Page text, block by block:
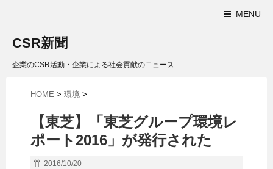
MENU
CSR新聞
企業のCSR活動・企業による社会貢献のニュース
HOME > 環境 >
【東芝】「東芝グループ環境レ
ポート2016」が発行された
2016/10/20